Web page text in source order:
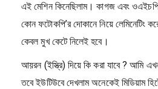
এই মেশিন কিনেছিলাম। কাগজ এবং
কোন ফটোকপি’র দোকানে নিয়ে লেমিনেটিং
কেবল মুখ কেটে নিলেই হবে।
আয়রন (ইস্ত্রি) দিয়ে কি করা যাবে ? আমি
তবে ইউটিউবে দেখলাম অনেকেই মিডিয়াম